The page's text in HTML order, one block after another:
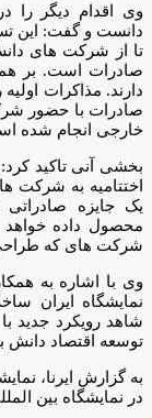
وی اقدام دیگر را
دانست و گفت: این
تا از شرکت های
دارند. مذاکرات
صادرات با حضور
خارجی انجام شده
بخشی آنی تاکید
اختتامیه به شرکت
یک جایزه
محصول داده
شرکت های که طراحی
وی با اشاره به
نمایشگاه ایران
شاهد رویکرد
توسعه اقتصاد دانش
در نمایشگاه بین